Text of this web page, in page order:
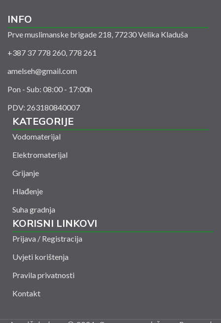
INFO
Prve muslimanske brigade 218, 77230 Velika Kladuša
+387 37 778 260, 778 261
amelseh@gmail.com
Pon - Sub: 08:00 - 17:00h
PDV: 263180840007
KATEGORIJE
Vodomaterijal
Elektromaterijal
Grijanje
Hlađenje
Suha gradnja
KORISNI LINKOVI
Prijava / Registracija
Uvjeti korištenja
Pravila privatnosti
Kontakt